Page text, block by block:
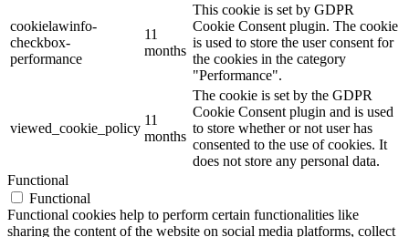
cookielawinfo-
checkbox-
performance
11
months
This cookie is set by GDPR
Cookie Consent plugin. The cookie
is used to store the user consent for
the cookies in the category
"Performance".
viewed_cookie_policy
11
months
The cookie is set by the GDPR
Cookie Consent plugin and is used
to store whether or not user has
consented to the use of cookies. It
does not store any personal data.
Functional
Functional
Functional cookies help to perform certain functionalities like
sharing the content of the website on social media platforms, collect